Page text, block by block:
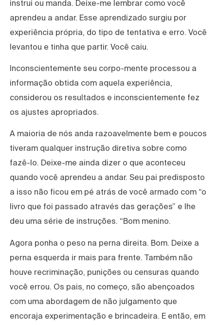
instrui ou manda. Deixe-me lembrar como você
aprendeu a andar. Esse aprendizado surgiu por
experiência própria, do tipo de tentativa e erro. Você
levantou e tinha que partir. Você caiu.
Inconscientemente seu corpo-mente processou a
informação obtida com aquela experiência,
considerou os resultados e inconscientemente fez
os ajustes apropriados.
A maioria de nós anda razoavelmente bem e poucos
tiveram qualquer instrução diretiva sobre como
fazê-lo. Deixe-me ainda dizer o que aconteceu
quando você aprendeu a andar. Seu pai predisposto
a isso não ficou em pé atrás de você armado com “o
livro que foi passado através das gerações” e lhe
deu uma série de instruções. “Bom menino.
Agora ponha o peso na perna direita. Bom. Deixe a
perna esquerda ir mais para frente. Também não
houve recriminação, punições ou censuras quando
você errou. Os pais, no começo, são abençoados
com uma abordagem de não julgamento que
encoraja experimentação e brincadeira. E então, em